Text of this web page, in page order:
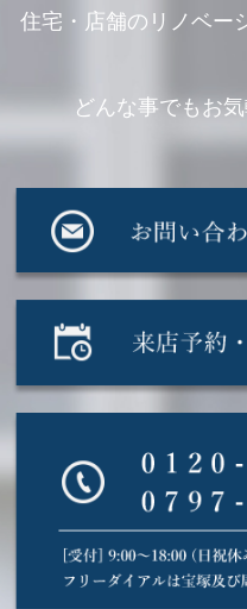
住宅・店舗のリノベー
どんな事でもお